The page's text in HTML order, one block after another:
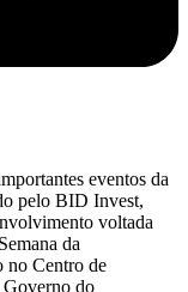
eventos da
pelo BID Invest,
voltada
da
no Centro de
Governo do